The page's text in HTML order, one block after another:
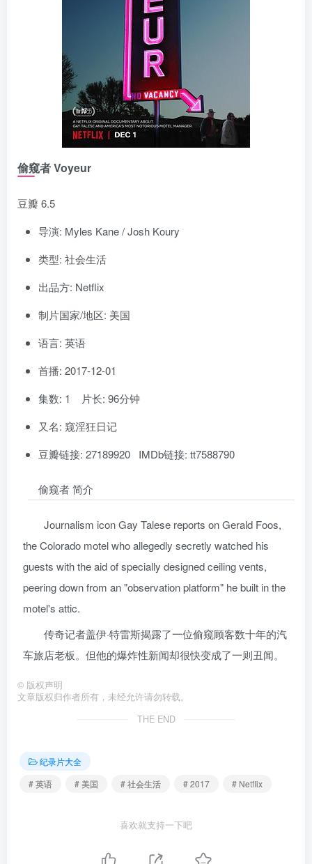
偷窥者 Voyeur
豆瓣 6.5
导演: Myles Kane / Josh Koury
类型: 社会生活
出品方: Netflix
制片国家/地区: 美国
语言: 英语
首播: 2017-12-01
集数: 1 片长: 96分钟
又名: 窥淫狂日记
豆瓣链接: 27189920 IMDb链接: tt7588790
偷窥者 简介
Journalism icon Gay Talese reports on Gerald Foos,
the Colorado motel who allegedly secretly watched his
guests with the aid of specially designed ceiling vents,
peering down from an "observation platform" he built in the
motel's attic.
传奇记者盖伊·特雷斯揭露了一位偷窥顾客数十年的汽
车旅店老板。但他的爆炸性新闻却很快变成了一则丑闻。
© 版权声明
文章版权归作者所有，未经允许请勿转载。
THE END
纪录片大全
# 英语
# 美国 # 社会生活 # 2017 # Netflix
喜欢就支持一下吧